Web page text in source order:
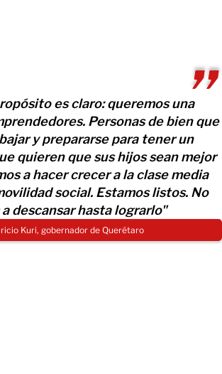
es claro: queremos una
Personas de bien que
y prepararse para tener un
quieren que sus hijos sean mejor
a hacer crecer a la clase media
social. Estamos listos. No
a descansar hasta lograrlo"
Kuri, gobernador de Querétaro